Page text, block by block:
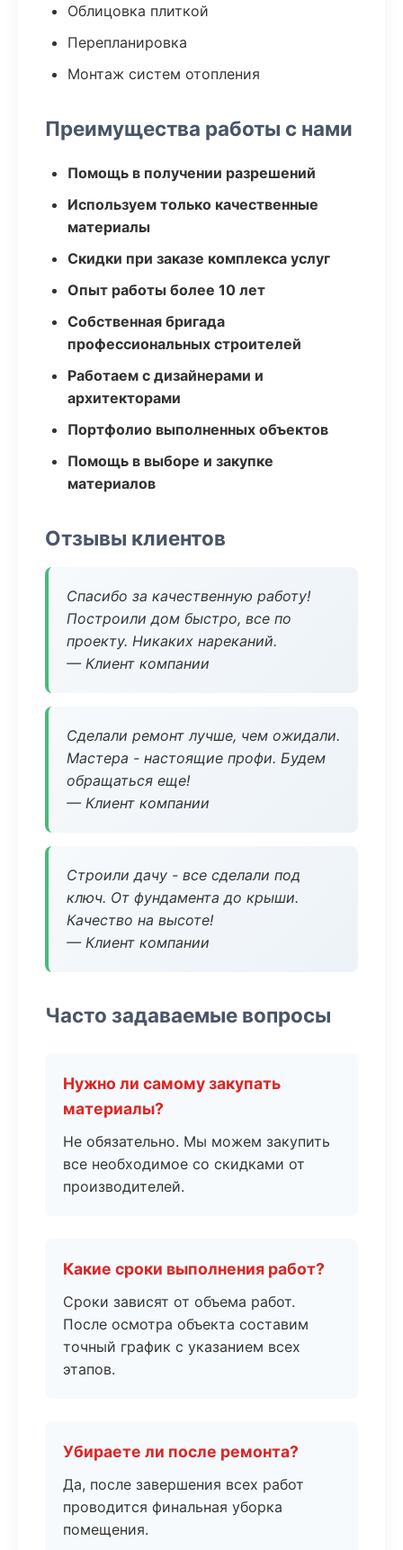
Облицовка плиткой
Перепланировка
Монтаж систем отопления
Преимущества работы с нами
Помощь в получении разрешений
Используем только качественные
материалы
Скидки при заказе комплекса услуг
Опыт работы более 10 лет
Собственная бригада
профессиональных строителей
Работаем с дизайнерами и
архитекторами
Портфолио выполненных объектов
Помощь в выборе и закупке
материалов
Отзывы клиентов
Спасибо за качественную работу!
Построили дом быстро, все по
проекту. Никаких нареканий.
— Клиент компании
Сделали ремонт лучше, чем ожидали.
Мастера - настоящие профи. Будем
обращаться еще!
— Клиент компании
Строили дачу - все сделали под
ключ. От фундамента до крыши.
Качество на высоте!
— Клиент компании
Часто задаваемые вопросы
Нужно ли самому закупать
материалы?
Не обязательно. Мы можем закупить
все необходимое со скидками от
производителей.
Какие сроки выполнения работ?
Сроки зависят от объема работ.
После осмотра объекта составим
точный график с указанием всех
этапов.
Убираете ли после ремонта?
Да, после завершения всех работ
проводится финальная уборка
помещения.